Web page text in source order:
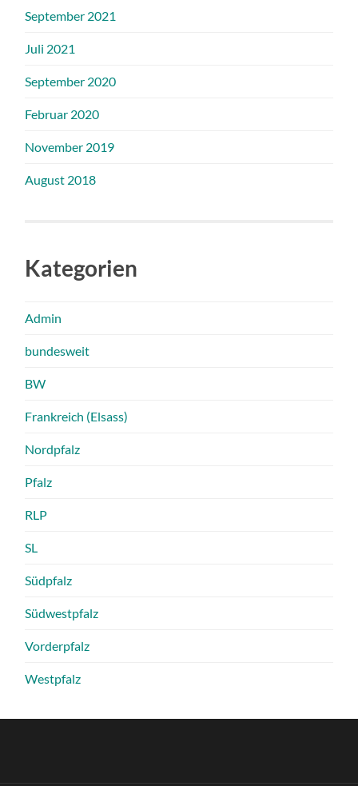
September 2021
Juli 2021
September 2020
Februar 2020
November 2019
August 2018
Kategorien
Admin
bundesweit
BW
Frankreich (Elsass)
Nordpfalz
Pfalz
RLP
SL
Südpfalz
Südwestpfalz
Vorderpfalz
Westpfalz